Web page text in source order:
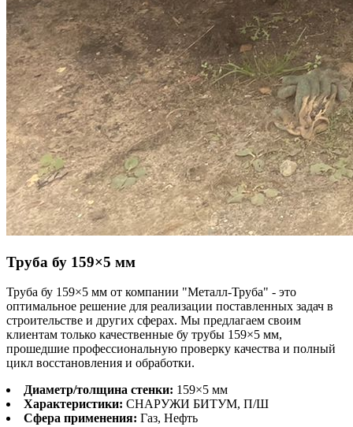
Труба бу 159×5 мм
Труба бу 159×5 мм от компании "Металл-Труба" - это
оптимальное решение для реализации поставленных задач в
строительстве и других сферах. Мы предлагаем своим
клиентам только качественные бу трубы 159×5 мм,
прошедшие профессиональную проверку качества и полный
цикл восстановления и обработки.
Диаметр/толщина стенки: 159×5 мм
Характеристики: СНАРУЖИ БИТУМ, П/Ш
Сфера применения: Газ, Нефть